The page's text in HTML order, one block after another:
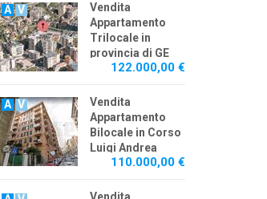
A V
Vendita
Appartamento
Trilocale in
provincia di GE
122.000,00 €
A V
Vendita
Appartamento
Bilocale in Corso
Luigi Andrea
Martinetti
110.000,00 €